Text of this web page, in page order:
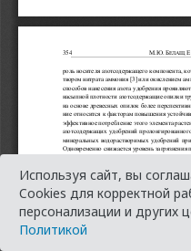
Используя сайт, вы
Cookies для корректной
персонализации и других
Политикой